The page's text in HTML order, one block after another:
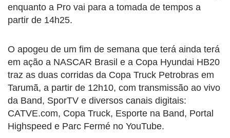
enquanto a Pro vai para a tomada de tempos a
partir de 14h25.
O apogeu de um fim de semana que terá ainda terá
em ação a NASCAR Brasil e a Copa Hyundai HB20
traz as duas corridas da Copa Truck Petrobras em
Tarumã, a partir de 12h10, com transmissão ao vivo
da Band, SporTV e diversos canais digitais:
CATVE.com, Copa Truck, Esporte na Band, Portal
Highspeed e Parc Fermé no YouTube.